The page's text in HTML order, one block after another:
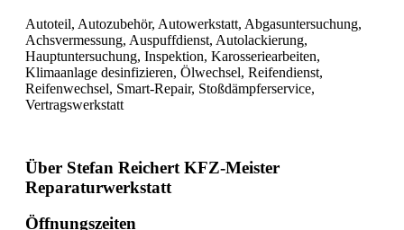
Autoteil, Autozubehör, Autowerkstatt, Abgasuntersuchung,
Achsvermessung, Auspuffdienst, Autolackierung,
Hauptuntersuchung, Inspektion, Karosseriearbeiten,
Klimaanlage desinfizieren, Ölwechsel, Reifendienst,
Reifenwechsel, Smart-Repair, Stoßdämpferservice,
Vertragswerkstatt
Über Stefan Reichert KFZ-Meister
Reparaturwerkstatt
Öffnungszeiten